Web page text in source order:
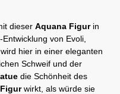
dieser Aquana Figurin
von Evoli,
hier in einer eleganten
Schweif und der
die Schönheit des
wirkt, als würde sie